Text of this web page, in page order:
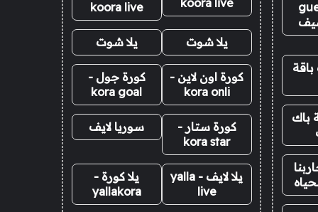
باك
koora live
يلا شوت يلا شوت
كورة اون لاين -
kora onli
كورة جول -
kora goal
كورة ستار -
kora star
سوريا لايف
يلا لايف - yalla
live
يلا كورة -
yallakora